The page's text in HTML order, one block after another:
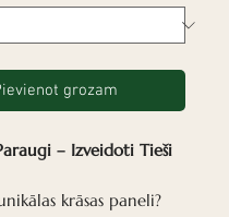
grozam
– Izveidoti Tieši
krāsas paneli?